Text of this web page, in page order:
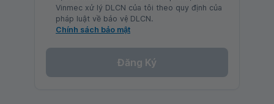
Vinmec xử lý DLCN của tôi theo quy định của
pháp luật về bảo vệ DLCN.
Chính sách bảo mật
Đăng Ký